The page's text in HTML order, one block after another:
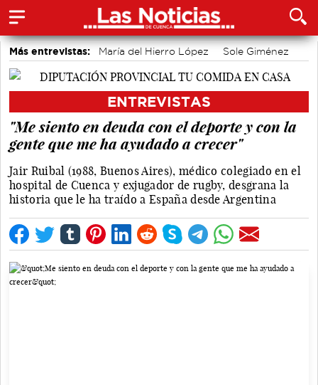
Más entrevistas: María del Hierro López
Sole Giménez
Javier Viñas
Fernando Polo
José Luis Martínez Guijarro
ENTREVISTAS
"Me siento en deuda con el deporte y con la
gente que me ha ayudado a crecer"
Jair Ruibal (1988, Buenos Aires), médico colegiado en el
hospital de Cuenca y exjugador de rugby, desgrana la
historia que le ha traído a España desde Argentina